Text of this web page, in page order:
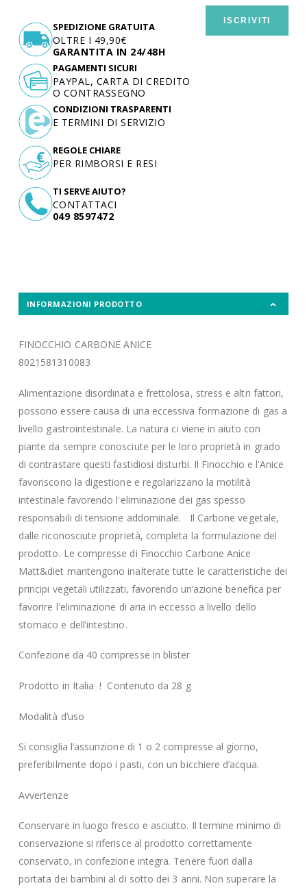
ISCRIVITI
SPEDIZIONE GRATUITA
OLTRE I 49,90€
GARANTITA IN 24/48H
TI SERVE AIUTO?
CONTATTACI
049 8597472
PAGAMENTI SICURI
PAYPAL, CARTA DI CREDITO
O CONTRASSEGNO
CONDIZIONI TRASPARENTI
E TERMINI DI SERVIZIO
REGOLE CHIARE
PER RIMBORSI E RESI
INFORMAZIONI PRODOTTO
FINOCCHIO CARBONE ANICE
8021581310083
Alimentazione disordinata e frettolosa, stress e altri fattori,
possono essere causa di una eccessiva formazione di gas a
livello gastrointestinale. La natura ci viene in aiuto con
piante da sempre conosciute per le loro proprietà in grado
di contrastare questi fastidiosi disturbi. Il Finocchio e l'Anice
favoriscono la digestione e regolarizzano la motilità
intestinale favorendo l'eliminazione dei gas spesso
responsabili di tensione addominale. Il Carbone vegetale,
dalle riconosciute proprietà, completa la formulazione del
prodotto. Le compresse di Finocchio Carbone Anice
Matt&diet mantengono inalterate tutte le caratteristiche dei
principi vegetali utilizzati, favorendo un’azione benefica per
favorire l'eliminazione di aria in eccesso a livello dello
stomaco e dell’intestino.
Confezione da 40 compresse in blister
Prodotto in Italia ! Contenuto da 28 g
Modalità d’uso
Si consiglia l’assunzione di 1 o 2 compresse al giorno,
preferibilmente dopo i pasti, con un bicchiere d’acqua.
Avvertenze
Conservare in luogo fresco e asciutto. Il termine minimo di
conservazione si riferisce al prodotto correttamente
conservato, in confezione integra. Tenere fuori dalla
portata dei bambini al di sotto dei 3 anni. Non superare la